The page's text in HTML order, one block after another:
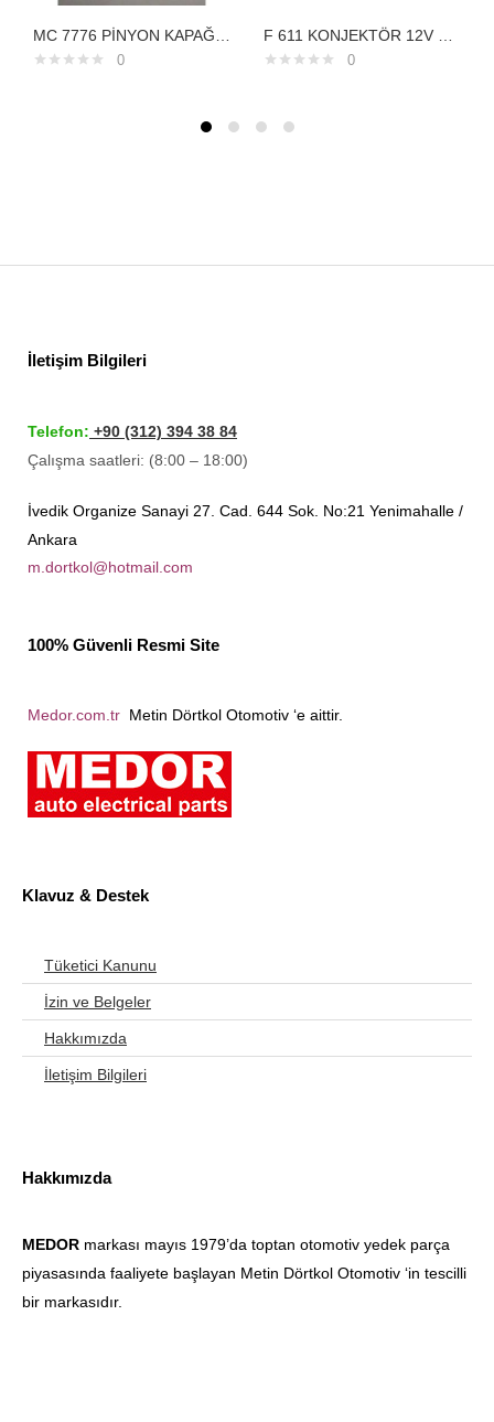
0 0
İletişim Bilgileri
Telefon: +90 (312) 394 38 84
Çalışma saatleri: (8:00 – 18:00)
İvedik Organize Sanayi 27. Cad. 644 Sok. No:21 Yenimahalle /
Ankara
m.dortkol@hotmail.com
100% Güvenli Resmi Site
Medor.com.tr Metin Dörtkol Otomotiv ‘e aittir.
Klavuz & Destek
Tüketici Kanunu
İzin ve Belgeler
Hakkımızda
İletişim Bilgileri
Hakkımızda
MEDOR markası mayıs 1979’da toptan otomotiv yedek parça
piyasasında faaliyete başlayan Metin Dörtkol Otomotiv ‘in tescilli
bir markasıdır.